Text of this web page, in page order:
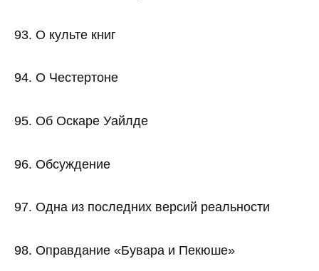
93. О культе книг
94. О Честертоне
95. Об Оскаре Уайлде
96. Обсуждение
97. Одна из последних версий реальности
98. Оправдание «Бувара и Пекюше»